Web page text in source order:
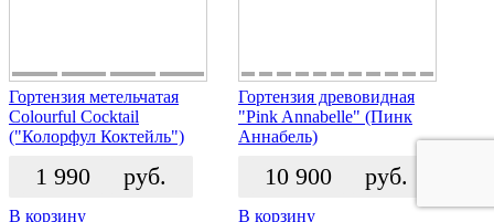
Гортензия метельчатая
Colourful Cocktail
("Колорфул Коктейль")
1 990 руб.
В корзину
Гортензия древовидная
"Pink Annabelle" (Пинк
Аннабель)
10 900 руб.
В корзину